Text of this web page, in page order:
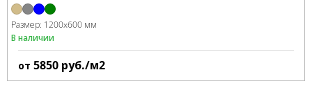
Размер: 1200x600 мм
В наличии
от 5850 руб./м2